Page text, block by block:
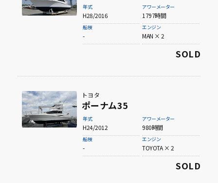
年式
H28/2016
アワーメーター
1797時間
船検
-
エンジン
MAN × 2
SOLD
トヨタ
ポーナム35
年式
H24/2012
アワーメーター
980時間
船検
-
エンジン
TOYOTA × 2
SOLD